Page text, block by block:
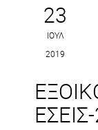
23
ΙΟΎΛ
2019